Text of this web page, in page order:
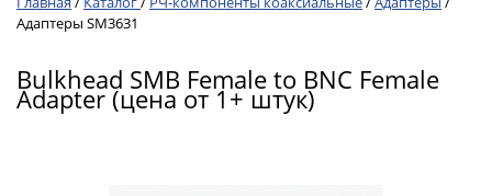
Адаптеры SM3631
Bulkhead SMB Female to BNC Female
Adapter (цена от 1+ штук)